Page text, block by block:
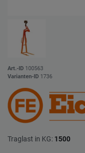
Art.-ID 100563
Varianten-ID 1736
Traglast in KG: 1500